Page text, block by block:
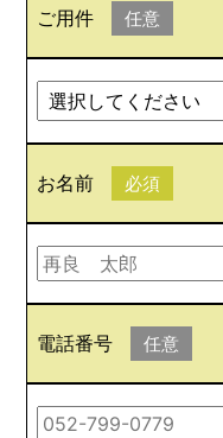
ご用件 任意
お名前 必須
電話番号 任意